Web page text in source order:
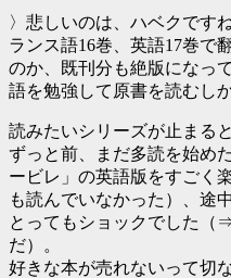
〉悲しいのは、ハベクです
ランス語16巻、英語17巻で
のか、既刊分も絶版になっ
語を勉強して原書を読むし
読みたいシリーズが止まる
ずっと前、まだ多読を始め
ービレ」の英語版をすごく
も読んでいなかった）、途
とってもショックでした（
だ）。
好きな本が売れないって切